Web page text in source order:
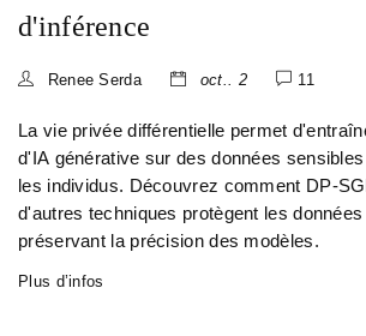
d'inférence
Renee Serda oct.. 2 11
La vie privée différentielle permet
d'IA générative sur des données
les individus. Découvrez comment DP-
d'autres techniques protègent les données
préservant la précision des modèles.
Plus d’infos